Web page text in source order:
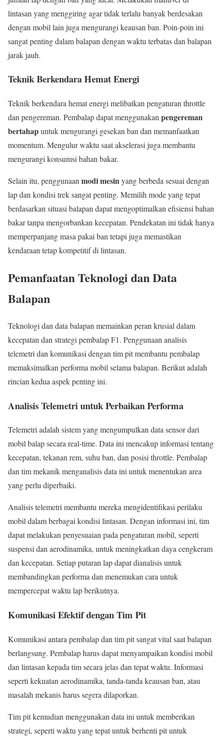
lintasan yang menggiring agar tidak terlalu banyak berdesakan
dengan mobil lain juga mengurangi keausan ban. Poin-poin ini
sangat penting dalam balapan dengan waktu terbatas dan balapan
jarak jauh.
Teknik Berkendara Hemat Energi
Teknik berkendara hemat energi melibatkan pengaturan throttle
dan pengereman. Pembalap dapat menggunakan pengereman
bertahapuntuk mengurangi gesekan ban dan memanfaatkan
momentum. Mengulur waktu saat akselerasi juga membantu
mengurangi konsumsi bahan bakar.
Selain itu, penggunaan modi mesinyang berbeda sesuai dengan
lap dan kondisi trek sangat penting. Memilih mode yang tepat
berdasarkan situasi balapan dapat mengoptimalkan efisiensi bahan
bakar tanpa mengorbankan kecepatan. Pendekatan ini tidak hanya
memperpanjang masa pakai ban tetapi juga memastikan
kendaraan tetap kompetitif di lintasan.
Pemanfaatan Teknologi dan Data
Balapan
Teknologi dan data balapan memainkan peran krusial dalam
kecepatan dan strategi pembalap F1. Penggunaan analisis
telemetri dan komunikasi dengan tim pit membantu pembalap
memaksimalkan performa mobil selama balapan. Berikut adalah
rincian kedua aspek penting ini.
Analisis Telemetri untuk Perbaikan Performa
Telemetri adalah sistem yang mengumpulkan data sensor dari
mobil balap secara real-time. Data ini mencakup informasi tentang
kecepatan, tekanan rem, suhu ban, dan posisi throttle. Pembalap
dan tim mekanik menganalisis data ini untuk menentukan area
yang perlu diperbaiki.
Analisis telemetri membantu mereka mengidentifikasi perilaku
mobil dalam berbagai kondisi lintasan. Dengan informasi ini, tim
dapat melakukan penyesuaian pada pengaturan mobil, seperti
suspensi dan aerodinamika, untuk meningkatkan daya cengkeram
dan kecepatan. Setiap putaran lap dapat dianalisis untuk
membandingkan performa dan menemukan cara untuk
mempercepat waktu lap berikutnya.
Komunikasi Efektif dengan Tim Pit
Komunikasi antara pembalap dan tim pit sangat vital saat balapan
berlangsung. Pembalap harus dapat menyampaikan kondisi mobil
dan lintasan kepada tim secara jelas dan tepat waktu. Informasi
seperti kekuatan aerodinamika, tanda-tanda keausan ban, atau
masalah mekanis harus segera dilaporkan.
Tim pit kemudian menggunakan data ini untuk memberikan
strategi, seperti waktu yang tepat untuk berhenti pit untuk